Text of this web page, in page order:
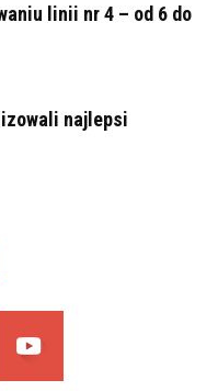
linii nr 4 – od 6 do
najlepsi